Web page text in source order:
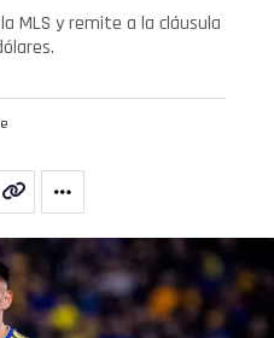
MLS y remite a la cláusula